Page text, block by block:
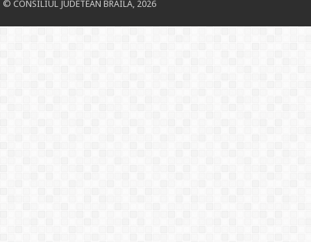
© CONSILIUL JUDETEAN BRAILA, 2026